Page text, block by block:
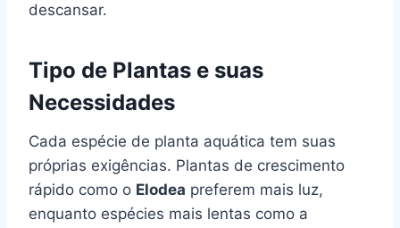
descansar.
Tipo de Plantas e suas
Necessidades
Cada espécie de planta aquática tem suas
próprias exigências. Plantas de crescimento
rápido como o Elodea preferem mais luz,
enquanto espécies mais lentas como a